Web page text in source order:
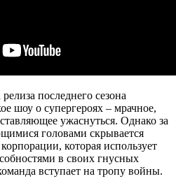
последнего сезона
шоу о супергероях – мрачное,
ужаснуться. Однако за
головами скрывается
которая использует
в своих гнусных
вступает на тропу войны.